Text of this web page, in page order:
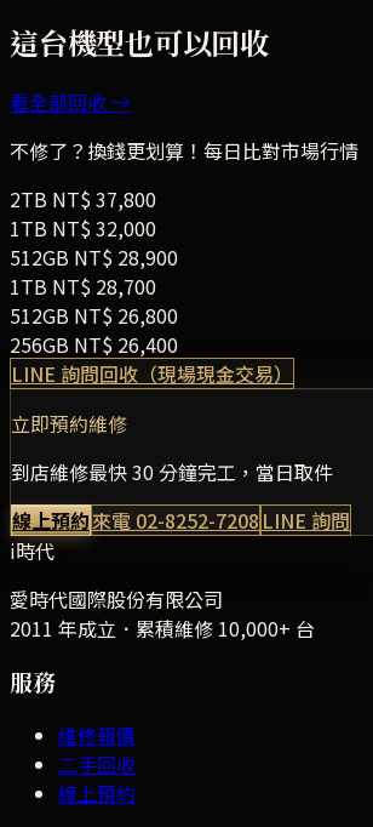
這台機型也可以回收
看全部回收 →
不修了？換錢更划算！每日比對市場行情
2TB NT$37,800
1TB NT$32,000
512GB NT$ 28,900
1TB NT$ 28,700
512GB NT$ 26,800
256GB NT$ 26,400
LINE 詢問回收（現場現金交易）
立即預約維修
到店維修最快 30 分鐘完工，當日取件
線上預約來電 02-8252-7208 LINE 詢問
i時代
愛時代國際股份有限公司
2011 年成立．累積維修 10,000+ 台
服務
維修報價
二手回收
線上預約